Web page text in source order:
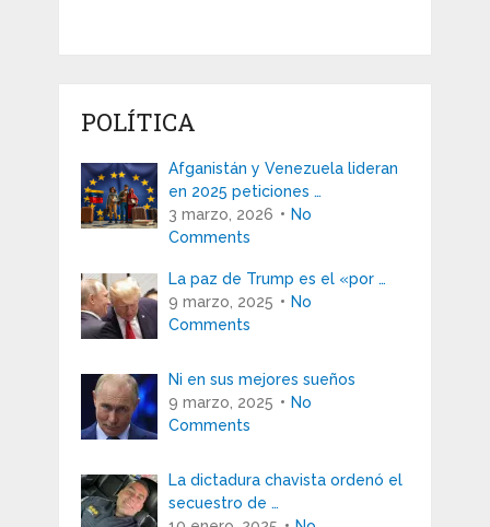
POLÍTICA
Afganistán y Venezuela lideran
en 2025 peticiones …
3 marzo, 2026
No
Comments
La paz de Trump es el «por …
9 marzo, 2025
No
Comments
Ni en sus mejores sueños
9 marzo, 2025
No
Comments
La dictadura chavista ordenó el
secuestro de …